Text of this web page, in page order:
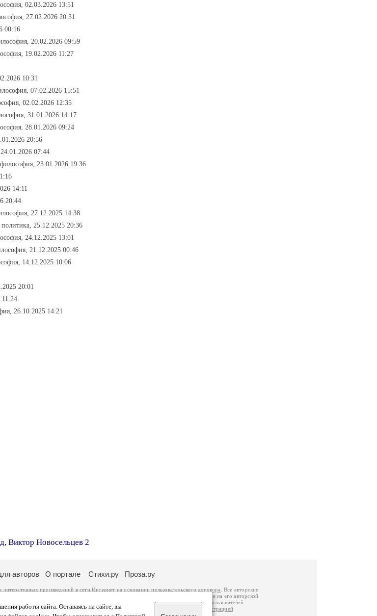
02.03.2026 13:51
27.02.2026 20:31
00:16
20.02.2026 09:59
19.02.2026 11:27
10:31
07.02.2026 15:51
02.02.2026 12:35
31.01.2026 14:17
28.01.2026 09:24
20:56
07:44
23.01.2026 19:36
14:11
20:44
27.12.2025 14:38
25.12.2025 20:36
24.12.2025 13:01
21.12.2025 00:46
14.12.2025 10:06
20:01
26.10.2025 14:21
, Виктор Новосельцев 2
работы сайта. Оставаясь на сайте, вы
авторов О портале Стихи.ру Проза.ру
произведений в сети Интернет на основаниипользовательского договора
. Все авторские
возможна только с согласия его автора, к которому вы можете обратиться на его авторской
основании
законодательства Российской Федерации. Данные пользователей
можете посмотреть более подробнуюинформацию о портале связаться с администрацией